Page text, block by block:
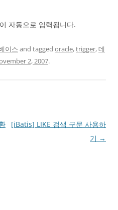
자동으로 입력됩니다.
이스 and tagged oracle,trigger,데
2, 2007.
[iBatis] LIKE 검색 구문 사용하
기 →